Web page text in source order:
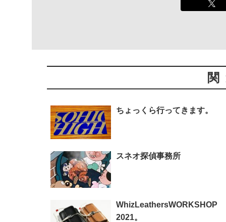
ちょっくら行ってきます。
スネオ探偵事務所
WhizLeathersWORKSHOP
2021。